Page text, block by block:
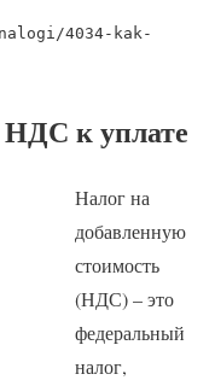
4034-kak-
к уплате
Налог на
добавленную
стоимость
(НДС) – это
федеральный
налог,